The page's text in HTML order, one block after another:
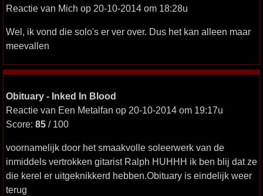
Reactie van Mich op 20-10-2014 om 18:28u
Wel, ik vond die solo's er ver over. Dus het kan alleen maar
meevallen
Obituary - Inked In Blood
Reactie van Een Metalfan op 20-10-2014 om 19:17u
Score: 85 / 100
voornamelijk door het smaakvolle soleerwerk van de
inmiddels vertrokken gitarist Ralph HUHHH ik ben blij dat ze
die kerel er uitgeknikkerd hebben.Obituary is eindelijk weer
terug